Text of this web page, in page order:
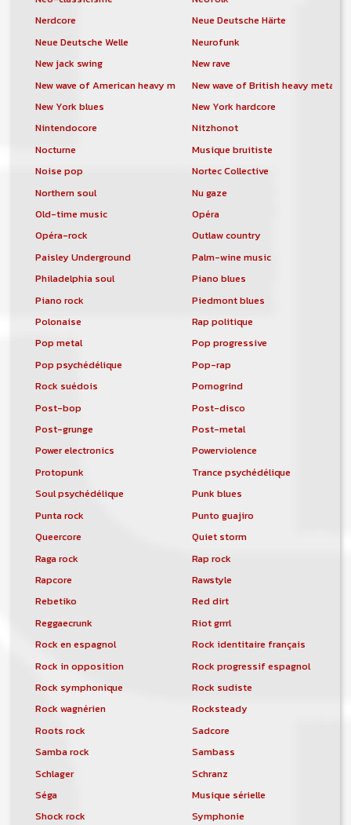
Nerdcore
Neue Deutsche Härte
Neue Deutsche Welle
Neurofunk
New jack swing
New rave
New wave of American heavy metalNew wave of British heavy metal
New York blues
New York hardcore
Nintendocore
Nitzhonot
Nocturne
Musique bruitiste
Noise pop
Nortec Collective
Northern soul
Nu gaze
Old-time music
Opéra
Opéra-rock
Outlaw country
Paisley Underground
Palm-wine music
Philadelphia soul
Piano blues
Piano rock
Piedmont blues
Polonaise
Rap politique
Pop metal
Pop progressive
Pop psychédélique
Pop-rap
Rock suédois
Pornogrind
Post-bop
Post-disco
Post-grunge
Post-metal
Power electronics
Powerviolence
Protopunk
Trance psychédélique
Soul psychédélique
Punk blues
Punta rock
Punto guajiro
Queercore
Quiet storm
Raga rock
Rap rock
Rapcore
Rawstyle
Rebetiko
Red dirt
Reggaecrunk
Riot grrrl
Rock en espagnol
Rock identitaire français
Rock in opposition
Rock progressif espagnol
Rock symphonique
Rock sudiste
Rock wagnérien
Rocksteady
Roots rock
Sadcore
Samba rock
Sambass
Schlager
Schranz
Séga
Musique sérielle
Shock rock
Symphonie